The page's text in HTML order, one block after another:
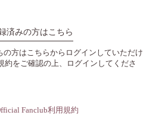
済みの方はこちら
の方はこちらからログインしていただけ
約をご確認の上、ログインしてくださ
Fanclub利用規約